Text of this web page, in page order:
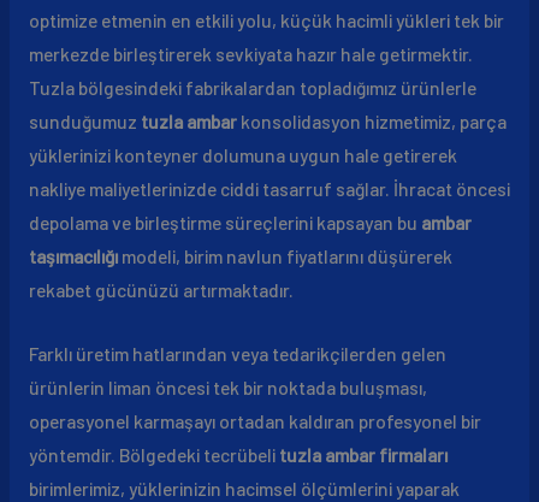
optimize etmenin en etkili yolu, küçük hacimli yükleri tek bir
merkezde birleştirerek sevkiyata hazır hale getirmektir.
Tuzla bölgesindeki fabrikalardan topladığımız ürünlerle
sunduğumuz tuzla ambarkonsolidasyon hizmetimiz, parça
yüklerinizi konteyner dolumuna uygun hale getirerek
nakliye maliyetlerinizde ciddi tasarruf sağlar. İhracat öncesi
depolama ve birleştirme süreçlerini kapsayan bu ambar
taşımacılığımodeli, birim navlun fiyatlarını düşürerek
rekabet gücünüzü artırmaktadır.
Farklı üretim hatlarından veya tedarikçilerden gelen
ürünlerin liman öncesi tek bir noktada buluşması,
operasyonel karmaşayı ortadan kaldıran profesyonel bir
yöntemdir. Bölgedeki tecrübeli tuzla ambar firmaları
birimlerimiz, yüklerinizin hacimsel ölçümlerini yaparak